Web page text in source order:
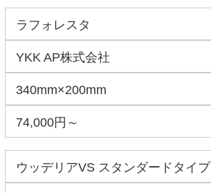
ラフォレスタ
YKK AP株式会社
340mm×200mm
74,000円～
ウッデリアVS スタンダードタイプ